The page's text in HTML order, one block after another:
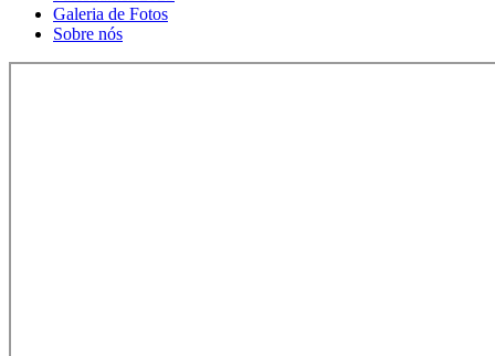
Galeria de Fotos
Sobre nós